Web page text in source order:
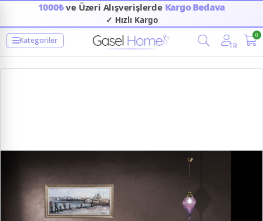
1000₺ve Üzeri Alışverişlerde Kargo Bedava
✓ Hızlı Kargo
Kategoriler
TR
0